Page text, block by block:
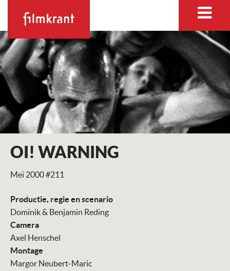
OI! WARNING
Mei 2000 #211
Productie, regie en scenario
Dominik & Benjamin Reding
Camera
Axel Henschel
Montage
Margor Neubert-Maric